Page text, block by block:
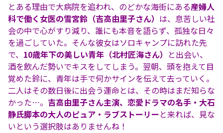
とある理由で大病院を追われ、のどかな海街にある産婦人
科で働く女医の雪宮鈴（吉高由里子さん） は、息苦しい社
会の中で心がすり減り、誰にも本音を語らず、孤独な日々
を過ごしていた。そんな彼女はソロキャンプに訪れた先
で、 10歳年下の美しい青年（北村匠海さん） と出会い、
酒を飲んだ勢いでキスをしてしまう。翌朝、頭を抱えて目
覚めた鈴に、青年は手で何かサインを伝えて去っていく。
二人はその数日後に出会う運命とは、その時はまだ知らな
かった…。 吉高由里子さん主演、恋愛ドラマの名手・大石
静氏脚本の大人のピュア・ラブストーリー と来れば、見な
いという選択肢はありませんね！